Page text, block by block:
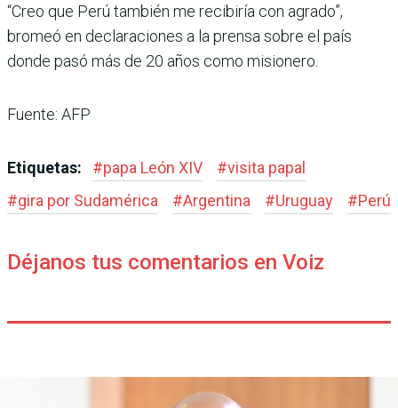
“Creo que Perú también me recibiría con agrado”,
bromeó en declaraciones a la prensa sobre el país
donde pasó más de 20 años como misionero.
Fuente: AFP
Etiquetas: #papa León XIV #visita papal
#gira por Sudamérica #Argentina #Uruguay #Perú
Déjanos tus comentarios en Voiz